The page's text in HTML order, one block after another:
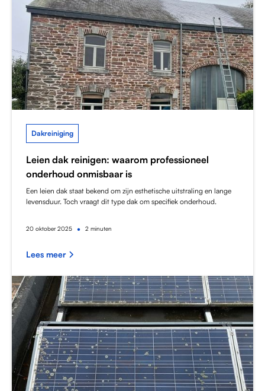
Dakreiniging
Leien dak reinigen: waarom professioneel
onderhoud onmisbaar is
Een leien dak staat bekend om zijn esthetische uitstraling en lange
levensduur. Toch vraagt dit type dak om specifiek onderhoud.
20 oktober 2025 • 2 minuten
Lees meer